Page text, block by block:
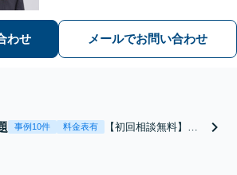
わせ メールでお問い合わせ
事例10件 料金表有
【初回相談無料】あ